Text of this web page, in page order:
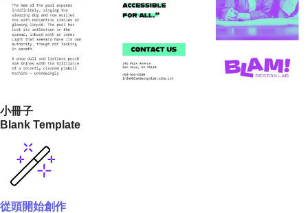
小冊子
Blank Template
從頭開始創作